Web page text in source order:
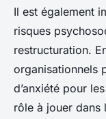
Il est également
risques
restructuration.
organisationnels
d’anxiété pour
rôle à jouer dans